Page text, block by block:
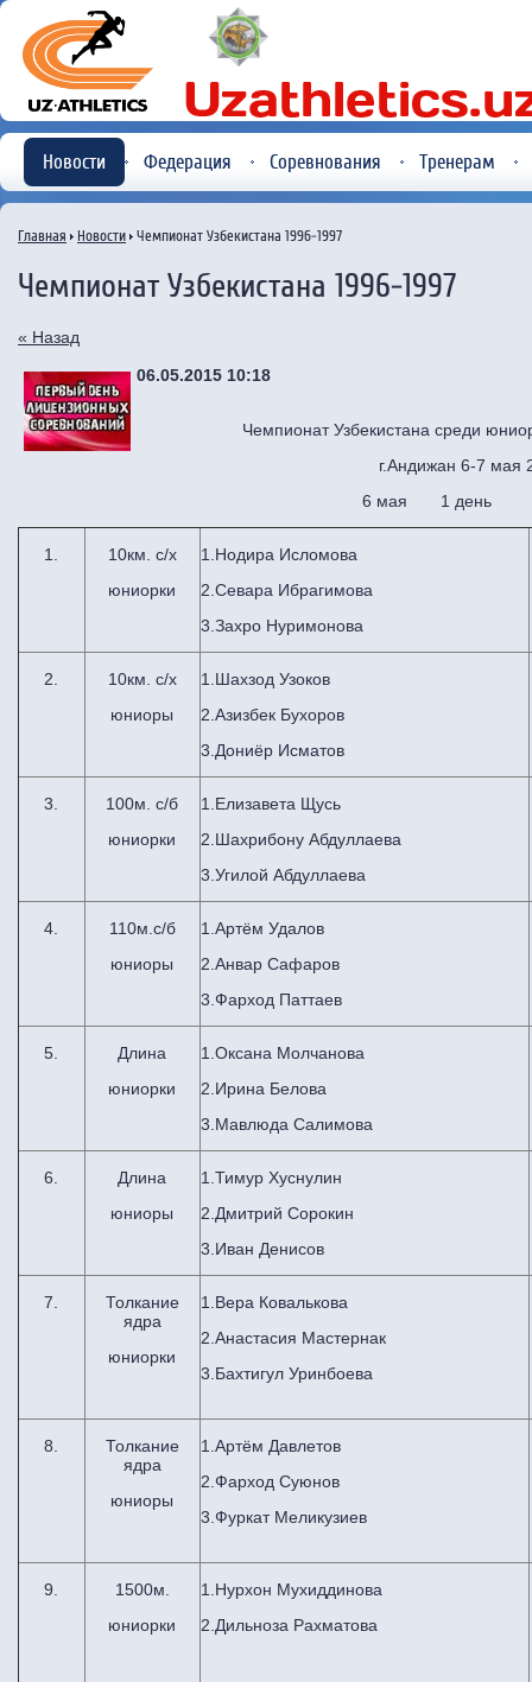
Новости Федерация Соревнования Тренерам
Главная Новости Чемпионат Узбекистана 1996-1997
Чемпионат Узбекистана 1996-1997
« Назад
06.05.2015 10:18
Чемпионат Узбекистана среди
г.Андижан 6-7 мая
6 мая 1 день
1.
10км. с/х
юниорки
1.Нодира Исломова
2.Севара Ибрагимова
3.Захро Нуримонова
2.
10км. с/х
юниоры
1.Шахзод Узоков
2.Азизбек Бухоров
3.Дониёр Исматов
3.
100м. с/б
юниорки
1.Елизавета Щусь
2.Шахрибону Абдуллаева
3.Угилой Абдуллаева
4.
110м.c/б
юниоры
1.Артём Удалов
2.Анвар Сафаров
3.Фарход Паттаев
5.
Длина
юниорки
1.Оксана Молчанова
2.Ирина Белова
3.Мавлюда Салимова
6.
Длина
юниоры
1.Тимур Хуснулин
2.Дмитрий Сорокин
3.Иван Денисов
7.
Толкание
ядра
юниорки
1.Вера Ковалькова
2.Анастасия Мастернак
3.Бахтигул Уринбоева
8.
Толкание
ядра
юниоры
1.Артём Давлетов
2.Фарход Суюнов
3.Фуркат Меликузиев
9.
1500м.
юниорки
1.Нурхон Мухиддинова
2.Дильноза Рахматова